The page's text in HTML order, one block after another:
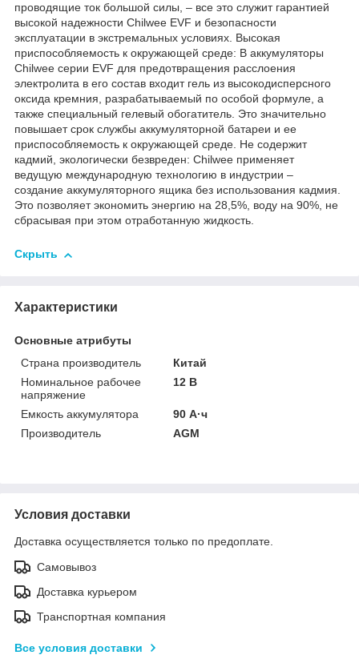
проводящие ток большой силы, – все это служит гарантией
высокой надежности Chilwee EVF и безопасности
эксплуатации в экстремальных условиях. Высокая
приспособляемость к окружающей среде: В аккумуляторы
Chilwee серии EVF для предотвращения расслоения
электролита в его состав входит гель из высокодисперсного
оксида кремния, разрабатываемый по особой формуле, а
также специальный гелевый обогатитель. Это значительно
повышает срок службы аккумуляторной батареи и ее
приспособляемость к окружающей среде. Не содержит
кадмий, экологически безвреден: Chilwee применяет
ведущую международную технологию в индустрии –
создание аккумуляторного ящика без использования кадмия.
Это позволяет экономить энергию на 28,5%, воду на 90%, не
сбрасывая при этом отработанную жидкость.
Скрыть
Характеристики
Основные атрибуты
Страна производитель
Китай
Номинальное рабочее
напряжение
12 В
Емкость аккумулятора
90 А·ч
Производитель
AGM
Условия доставки
Доставка осуществляется только по предоплате.
Самовывоз
Доставка курьером
Транспортная компания
Все условия доставки